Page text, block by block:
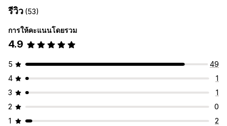
การจัดการคำสั่งซื้อในหลายตำแหน่ง
คำสั่งซื้อหลายรายการในครั้งเดียว
ซิงค์การติดตาม
หลายร้านค้า
ตามกำหนดเวลา
การแจ้งเตือนและรายงาน
รีวิว (53)
การให้คะแนนโดยรวม
4.9
5
49
4
1
3
1
2
0
1
2